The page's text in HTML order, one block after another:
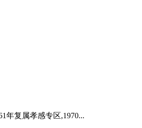
年复属孝感专区,1970...